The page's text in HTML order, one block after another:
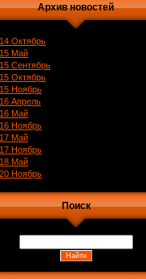
Архив новостей
Октябрь
Май
Сентябрь
Октябрь
Ноябрь
Апрель
Май
Ноябрь
Май
Ноябрь
Май
Ноябрь
Поиск